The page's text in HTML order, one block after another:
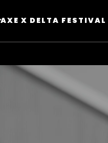
AXE X DELTA FESTIVAL ​